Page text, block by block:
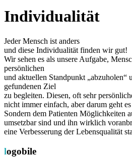
Individualität
Jeder Mensch ist anders
und diese Individualität finden wir gut!
Wir sehen es als unsere Aufgabe,
persönlichen
und aktuellen Standpunkt „abzuholen“
gefundenen Ziel
zu begleiten. Diesen, oft sehr
nicht immer einfach, aber darum geht
Sondern dem Patienten Möglichkeiten
umsetzbar sind und ihn wirklich
eine Verbesserung der Lebensqualität
logobile